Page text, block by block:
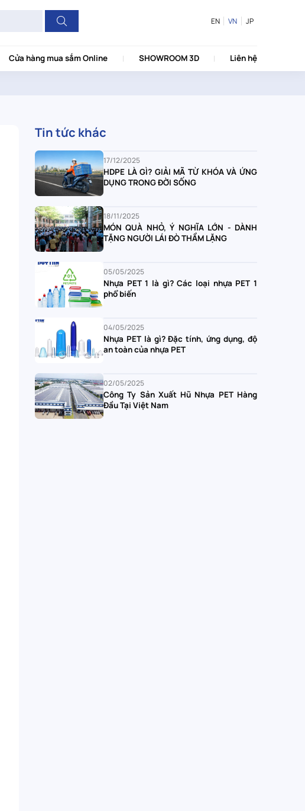
EN VN JP
Cửa hàng mua sắm Online SHOWROOM 3D Liên hệ
Tin tức khác
17/12/2025
HDPE LÀ GÌ? GIẢI MÃ TỪ KHÓA VÀ ỨNG
DỤNG TRONG ĐỜI SỐNG
18/11/2025
MÓN QUÀ NHỎ, Ý NGHĨA LỚN - DÀNH
TẶNG NGƯỜI LÁI ĐÒ THẦM LẶNG
05/05/2025
Nhựa PET 1 là gì? Các loại nhựa PET 1
phổ biến
04/05/2025
Nhựa PET là gì? Đặc tính, ứng dụng, độ
an toàn của nhựa PET
02/05/2025
Công Ty Sản Xuất Hũ Nhựa PET Hàng
Đầu Tại Việt Nam